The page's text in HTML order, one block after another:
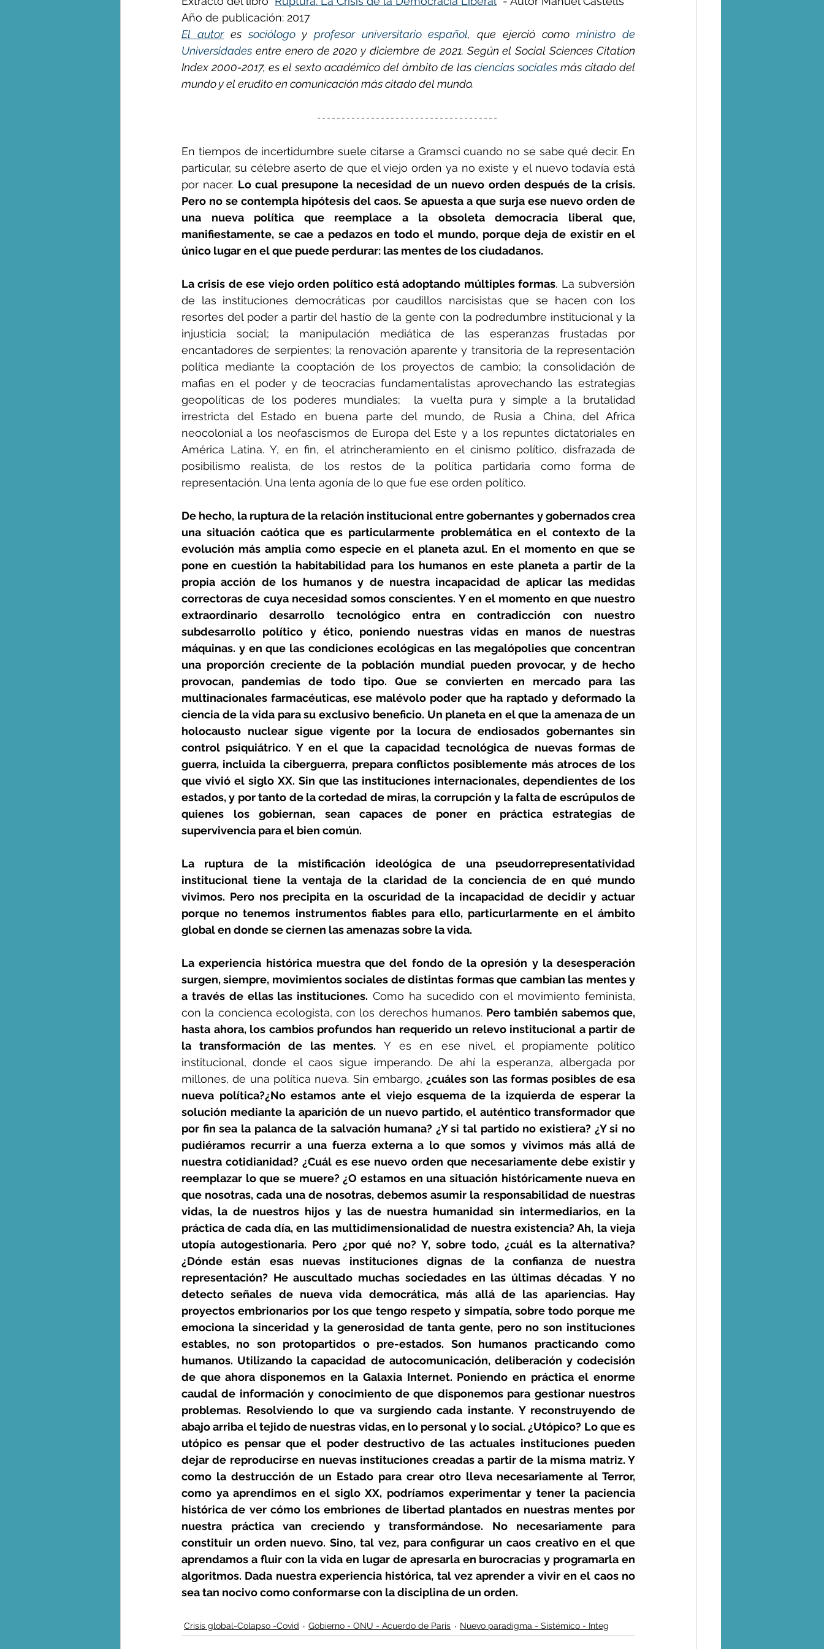
George Monbiot en español Huella de carbono
Año de publicación: 2017
El autor es sociólogo y profesor universitario español, que ejerció como ministro de
Universidades entre enero de 2020 y diciembre de 2021. Según el Social Sciences Citation
Index 2000-2017, es el sexto académico del ámbito de las ciencias sociales más citado del
mundo y el erudito en comunicación más citado del mundo.​
En tiempos de incertidumbre suele citarse a Gramsci cuando no se sabe qué decir. En
particular, su célebre aserto de que el viejo orden ya no existe y el nuevo todavía está
por nacer. Lo cual presupone la necesidad de un nuevo orden después de la crisis.
Pero no se contempla hipótesis del caos. Se apuesta a que surja ese nuevo orden de
una nueva política que reemplace a la obsoleta democracia liberal que,
manifiestamente, se cae a pedazos en todo el mundo, porque deja de existir en el
único lugar en el que puede perdurar: las mentes de los ciudadanos.
La crisis de ese viejo orden político está adoptando múltiples formas. La subversión
de las instituciones democráticas por caudillos narcisistas que se hacen con los
resortes del poder a partir del hastío de la gente con la podredumbre institucional y la
injusticia social; la manipulación mediática de las esperanzas frustadas por
encantadores de serpientes; la renovación aparente y transitoria de la representación
política mediante la cooptación de los proyectos de cambio; la consolidación de
mafias en el poder y de teocracias fundamentalistas aprovechando las estrategias
geopolíticas de los poderes mundiales;  la vuelta pura y simple a la brutalidad
irrestricta del Estado en buena parte del mundo, de Rusia a China, del Africa
neocolonial a los neofascismos de Europa del Este y a los repuntes dictatoriales en
América Latina. Y, en fin, el atrincheramiento en el cinismo político, disfrazada de
posibilismo realista, de los restos de la política partidaria como forma de
representación. Una lenta agonía de lo que fue ese orden político.
De hecho, la ruptura de la relación institucional entre gobernantes y gobernados crea
una situación caótica que es particularmente problemática en el contexto de la
evolución más amplia como especie en el planeta azul. En el momento en que se
pone en cuestión la habitabilidad para los humanos en este planeta a partir de la
propia acción de los humanos y de nuestra incapacidad de aplicar las medidas
correctoras de cuya necesidad somos conscientes. Y en el momento en que nuestro
extraordinario desarrollo tecnológico entra en contradicción con nuestro
subdesarrollo político y ético, poniendo nuestras vidas en manos de nuestras
máquinas. y en que las condiciones ecológicas en las megalópolies que concentran
una proporción creciente de la población mundial pueden provocar, y de hecho
provocan, pandemias de todo tipo. Que se convierten en mercado para las
multinacionales farmacéuticas, ese malévolo poder que ha raptado y deformado la
ciencia de la vida para su exclusivo beneficio. Un planeta en el que la amenaza de un
holocausto nuclear sigue vigente por la locura de endiosados gobernantes sin
control psiquiátrico. Y en el que la capacidad tecnológica de nuevas formas de
guerra, incluida la ciberguerra, prepara conflictos posiblemente más atroces de los
que vivió el siglo XX. Sin que las instituciones internacionales, dependientes de los
estados, y por tanto de la cortedad de miras, la corrupción y la falta de escrúpulos de
quienes los gobiernan, sean capaces de poner en práctica estrategias de
supervivencia para el bien común.
La ruptura de la mistificación ideológica de una pseudorrepresentatividad
institucional tiene la ventaja de la claridad de la conciencia de en qué mundo
vivimos. Pero nos precipita en la oscuridad de la incapacidad de decidir y actuar
porque no tenemos instrumentos fiables para ello, particurlarmente en el ámbito
global en donde se ciernen las amenazas sobre la vida.
La experiencia histórica muestra que del fondo de la opresión y la desesperación
surgen, siempre, movimientos sociales de distintas formas que cambian las mentes y
a través de ellas las instituciones. Como ha sucedido con el movimiento feminista,
con la concienca ecologista, con los derechos humanos. Pero también sabemos que,
hasta ahora, los cambios profundos han requerido un relevo institucional a partir de
la transformación de las mentes. Y es en ese nivel, el propiamente político
institucional, donde el caos sigue imperando. De ahí la esperanza, albergada por
millones, de una política nueva. Sin embargo, ¿cuáles son las formas posibles de esa
nueva política?¿No estamos ante el viejo esquema de la izquierda de esperar la
solución mediante la aparición de un nuevo partido, el auténtico transformador que
por fin sea la palanca de la salvación humana? ¿Y si tal partido no existiera? ¿Y si no
pudiéramos recurrir a una fuerza externa a lo que somos y vivimos más allá de
nuestra cotidianidad? ¿Cuál es ese nuevo orden que necesariamente debe existir y
reemplazar lo que se muere? ¿O estamos en una situación históricamente nueva en
que nosotras, cada una de nosotras, debemos asumir la responsabilidad de nuestras
vidas, la de nuestros hijos y las de nuestra humanidad sin intermediarios, en la
práctica de cada día, en las multidimensionalidad de nuestra existencia? Ah, la vieja
utopía autogestionaria. Pero ¿por qué no? Y, sobre todo, ¿cuál es la alternativa?
¿Dónde están esas nuevas instituciones dignas de la confianza de nuestra
representación? He auscultado muchas sociedades en las últimas décadas. Y no
detecto señales de nueva vida democrática, más allá de las apariencias. Hay
proyectos embrionarios por los que tengo respeto y simpatía, sobre todo porque me
emociona la sinceridad y la generosidad de tanta gente, pero no son instituciones
estables, no son protopartidos o pre-estados. Son humanos practicando como
humanos. Utilizando la capacidad de autocomunicación, deliberación y codecisión
de que ahora disponemos en la Galaxia Internet. Poniendo en práctica el enorme
caudal de información y conocimiento de que disponemos para gestionar nuestros
problemas. Resolviendo lo que va surgiendo cada instante. Y reconstruyendo de
abajo arriba el tejido de nuestras vidas, en lo personal y lo social. ¿Utópico? Lo que es
utópico es pensar que el poder destructivo de las actuales instituciones pueden
dejar de reproducirse en nuevas instituciones creadas a partir de la misma matriz. Y
como la destrucción de un Estado para crear otro lleva necesariamente al Terror,
como ya aprendimos en el siglo XX, podríamos experimentar y tener la paciencia
histórica de ver cómo los embriones de libertad plantados en nuestras mentes por
nuestra práctica van creciendo y transformándose. No necesariamente para
constituir un orden nuevo. Sino, tal vez, para configurar un caos creativo en el que
aprendamos a fluir con la vida en lugar de apresarla en burocracias y programarla en
algoritmos. Dada nuestra experiencia histórica, tal vez aprender a vivir en el caos no
sea tan nocivo como conformarse con la disciplina de un orden.
Crisis global-Colapso -Covid Gobierno - ONU - Acuerdo de Paris Nuevo paradigma - Sistémico - Integ